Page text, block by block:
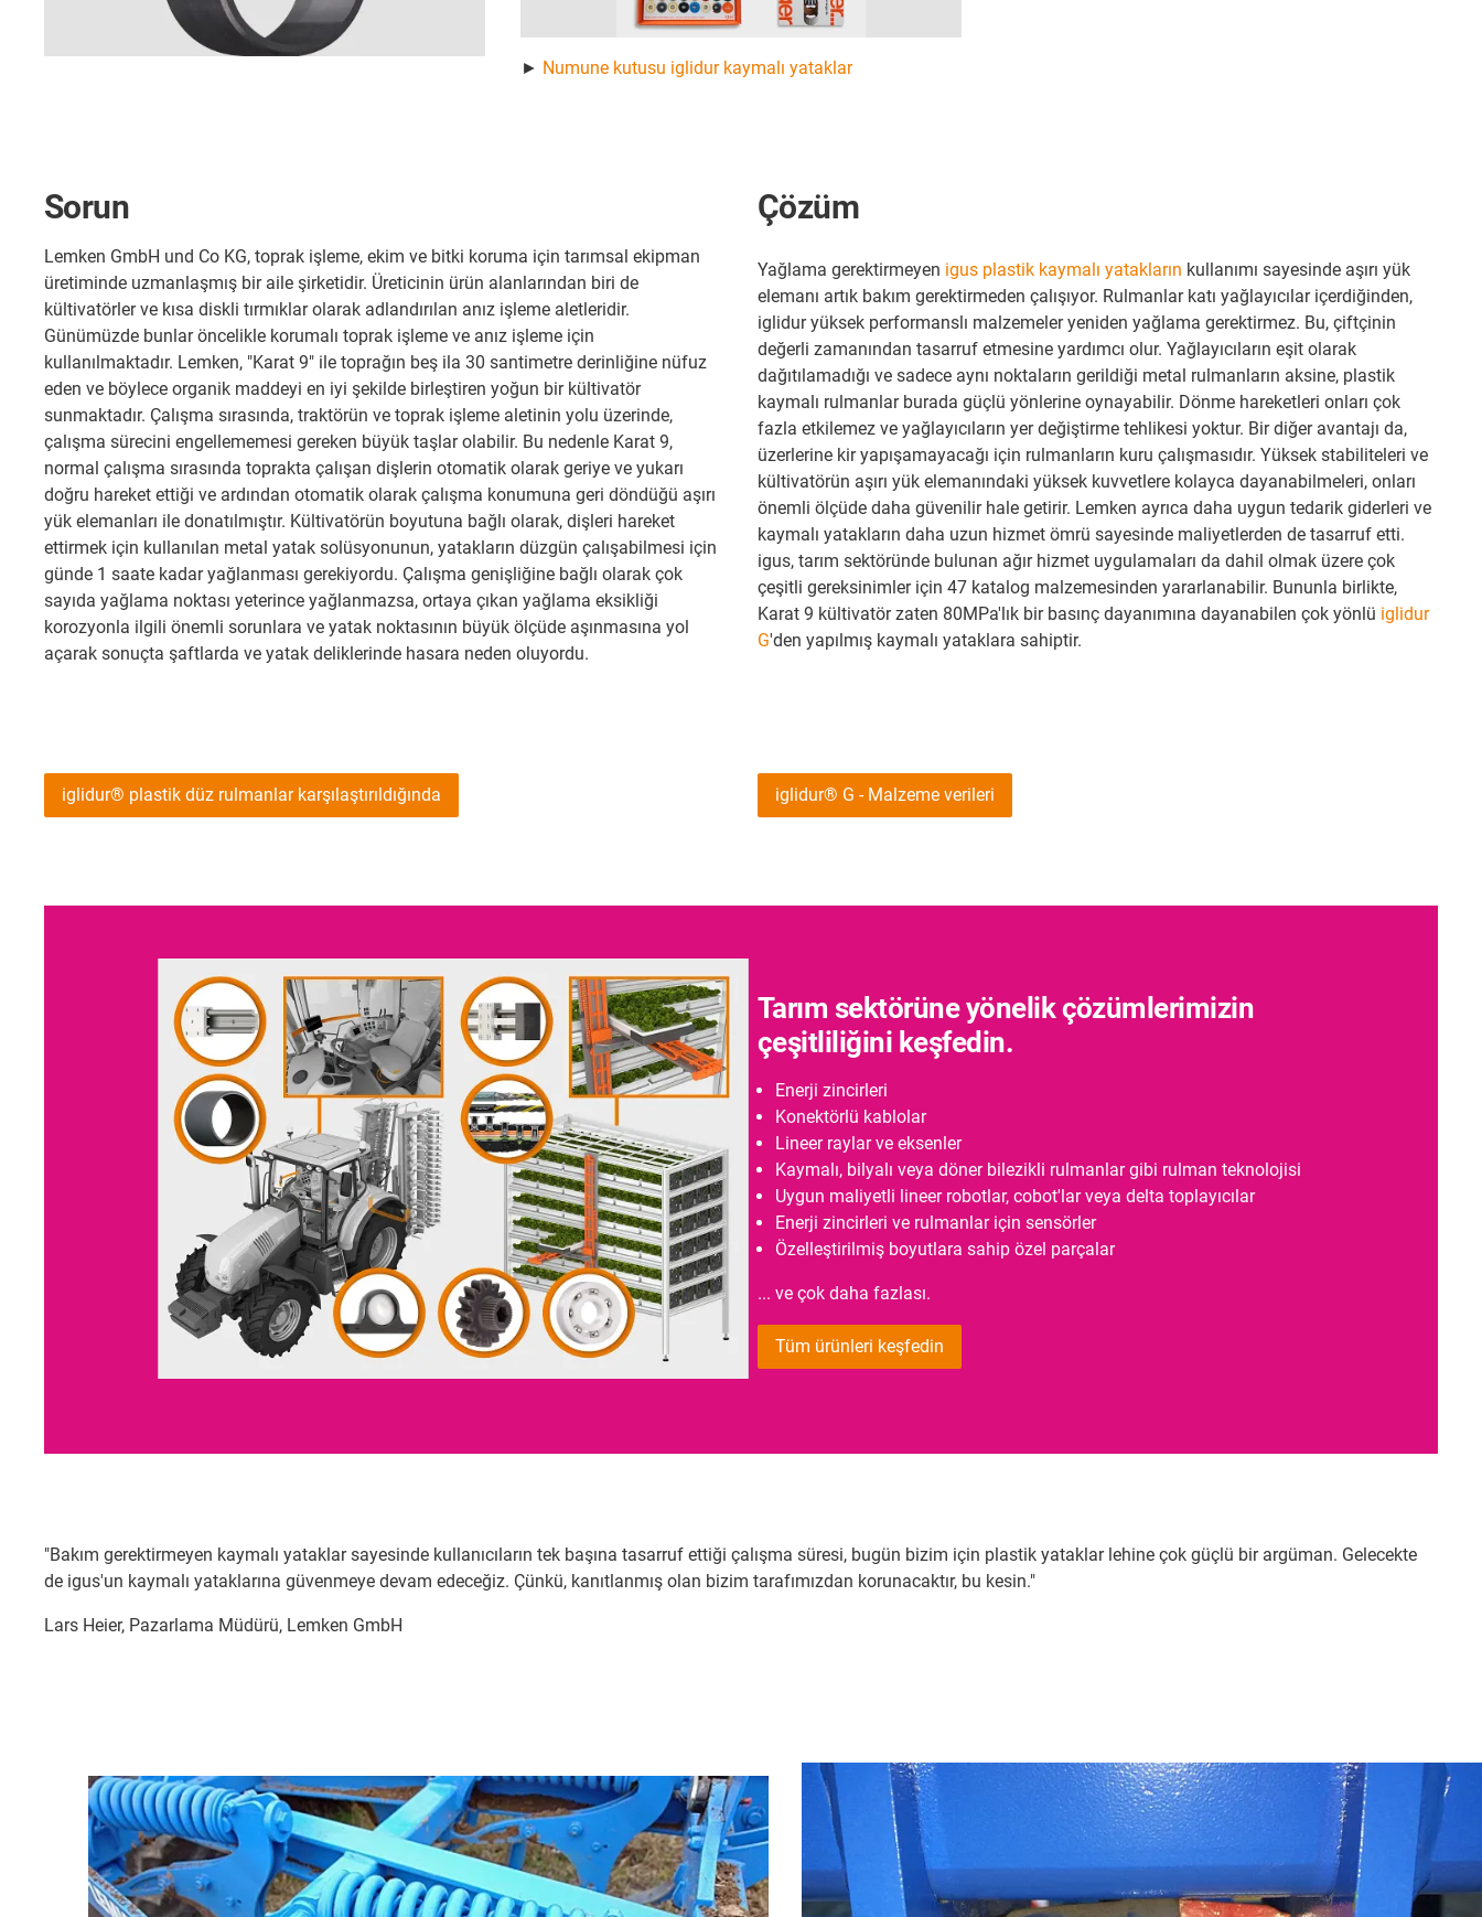
► Numune kutusu iglidur kaymalı yataklar
Sorun
Lemken GmbH und Co KG, toprak işleme, ekim ve bitki koruma için tarımsal ekipman
üretiminde uzmanlaşmış bir aile şirketidir. Üreticinin ürün alanlarından biri de
kültivatörler ve kısa diskli tırmıklar olarak adlandırılan anız işleme aletleridir.
Günümüzde bunlar öncelikle korumalı toprak işleme ve anız işleme için
kullanılmaktadır. Lemken, "Karat 9" ile toprağın beş ila 30 santimetre derinliğine nüfuz
eden ve böylece organik maddeyi en iyi şekilde birleştiren yoğun bir kültivatör
sunmaktadır. Çalışma sırasında, traktörün ve toprak işleme aletinin yolu üzerinde,
çalışma sürecini engellememesi gereken büyük taşlar olabilir. Bu nedenle Karat 9,
normal çalışma sırasında toprakta çalışan dişlerin otomatik olarak geriye ve yukarı
doğru hareket ettiği ve ardından otomatik olarak çalışma konumuna geri döndüğü aşırı
yük elemanları ile donatılmıştır. Kültivatörün boyutuna bağlı olarak, dişleri hareket
ettirmek için kullanılan metal yatak solüsyonunun, yatakların düzgün çalışabilmesi için
günde 1 saate kadar yağlanması gerekiyordu. Çalışma genişliğine bağlı olarak çok
sayıda yağlama noktası yeterince yağlanmazsa, ortaya çıkan yağlama eksikliği
korozyonla ilgili önemli sorunlara ve yatak noktasının büyük ölçüde aşınmasına yol
açarak sonuçta şaftlarda ve yatak deliklerinde hasara neden oluyordu.
Çözüm
Yağlama gerektirmeyen igus plastik kaymalı yatakların kullanımı sayesinde aşırı yük
elemanı artık bakım gerektirmeden çalışıyor. Rulmanlar katı yağlayıcılar içerdiğinden,
iglidur yüksek performanslı malzemeler yeniden yağlama gerektirmez. Bu, çiftçinin
değerli zamanından tasarruf etmesine yardımcı olur. Yağlayıcıların eşit olarak
dağıtılamadığı ve sadece aynı noktaların gerildiği metal rulmanların aksine, plastik
kaymalı rulmanlar burada güçlü yönlerine oynayabilir. Dönme hareketleri onları çok
fazla etkilemez ve yağlayıcıların yer değiştirme tehlikesi yoktur. Bir diğer avantajı da,
üzerlerine kir yapışamayacağı için rulmanların kuru çalışmasıdır. Yüksek stabiliteleri ve
kültivatörün aşırı yük elemanındaki yüksek kuvvetlere kolayca dayanabilmeleri, onları
önemli ölçüde daha güvenilir hale getirir. Lemken ayrıca daha uygun tedarik giderleri ve
kaymalı yatakların daha uzun hizmet ömrü sayesinde maliyetlerden de tasarruf etti.
igus, tarım sektöründe bulunan ağır hizmet uygulamaları da dahil olmak üzere çok
çeşitli gereksinimler için 47 katalog malzemesinden yararlanabilir. Bununla birlikte,
Karat 9 kültivatör zaten 80MPa'lık bir basınç dayanımına dayanabilen çok yönlü iglidur
G'den yapılmış kaymalı yataklara sahiptir.
iglidur® plastik düz rulmanlar karşılaştırıldığında iglidur® G - Malzeme verileri
Tarım sektörüne yönelik çözümlerimizin
çeşitliliğini keşfedin.
Enerji zincirleri
Konektörlü kablolar
Lineer raylar ve eksenler
Kaymalı, bilyalı veya döner bilezikli rulmanlar gibi rulman teknolojisi
Uygun maliyetli lineer robotlar, cobot'lar veya delta toplayıcılar
Enerji zincirleri ve rulmanlar için sensörler
Özelleştirilmiş boyutlara sahip özel parçalar
... ve çok daha fazlası.
Tüm ürünleri keşfedin
"Bakım gerektirmeyen kaymalı yataklar sayesinde kullanıcıların tek başına tasarruf ettiği çalışma süresi, bugün bizim için plastik yataklar lehine çok güçlü bir argüman. Gelecekte
de igus'un kaymalı yataklarına güvenmeye devam edeceğiz. Çünkü, kanıtlanmış olan bizim tarafımızdan korunacaktır, bu kesin."
Lars Heier, Pazarlama Müdürü, Lemken GmbH